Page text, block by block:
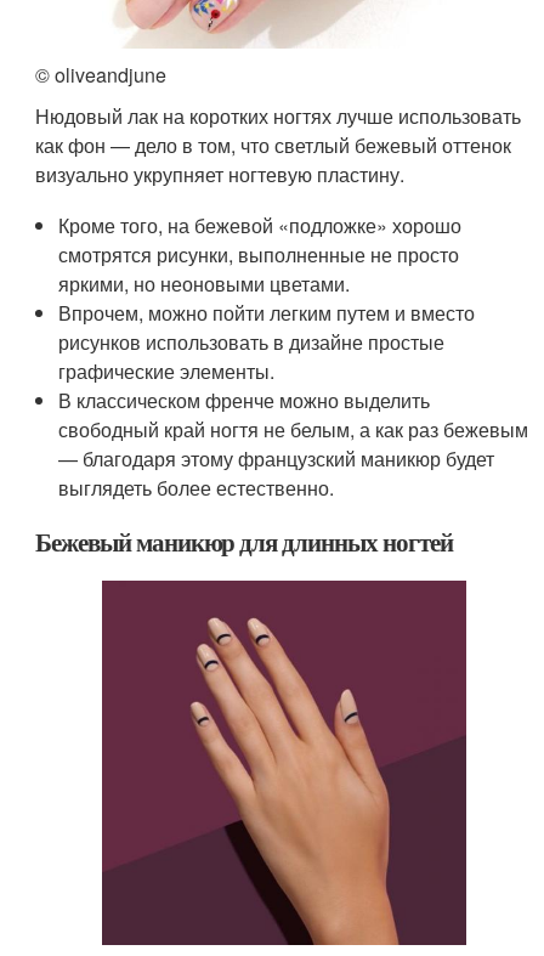
© oliveandjune
Нюдовый лак на коротких ногтях лучше использовать
как фон — дело в том, что светлый бежевый оттенок
визуально укрупняет ногтевую пластину.
Кроме того, на бежевой «подложке» хорошо
смотрятся рисунки, выполненные не просто
яркими, но неоновыми цветами.
Впрочем, можно пойти легким путем и вместо
рисунков использовать в дизайне простые
графические элементы.
В классическом френче можно выделить
свободный край ногтя не белым, а как раз бежевым
— благодаря этому французский маникюр будет
выглядеть более естественно.
Бежевый маникюр для длинных ногтей